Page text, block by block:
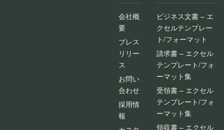
会社概
要
プレス
リリー
ス
お問い
合わせ
採用情
報
ビジネス文書 – エ
クセルテンプレー
ト/フォーマット
請求書 – エクセル
テンプレート/フォ
ーマット集
受領書 – エクセル
テンプレート/フォ
ーマット集
領収書 – エクセル